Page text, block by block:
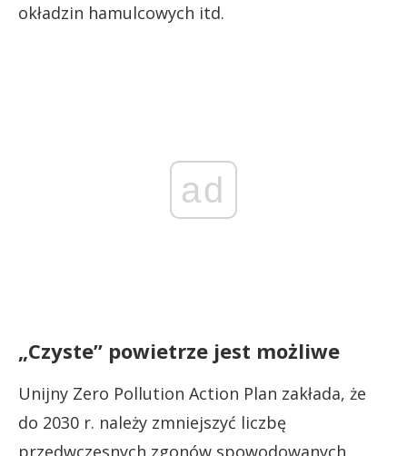
okładzin hamulcowych itd.
ad
„Czyste” powietrze jest możliwe
Unijny Zero Pollution Action Plan zakłada, że
do 2030 r. należy zmniejszyć liczbę
przedwczesnych zgonów spowodowanych